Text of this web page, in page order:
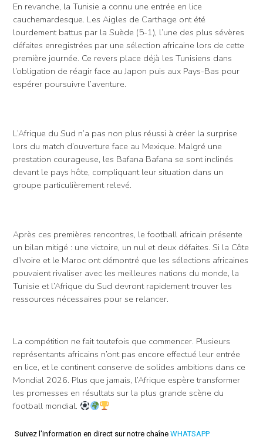
En revanche, la Tunisie a connu une entrée en lice
cauchemardesque. Les Aigles de Carthage ont été
lourdement battus par la Suède (5-1), l’une des plus sévères
défaites enregistrées par une sélection africaine lors de cette
première journée. Ce revers place déjà les Tunisiens dans
l’obligation de réagir face au Japon puis aux Pays-Bas pour
espérer poursuivre l’aventure.
L’Afrique du Sud n’a pas non plus réussi à créer la surprise
lors du match d’ouverture face au Mexique. Malgré une
prestation courageuse, les Bafana Bafana se sont inclinés
devant le pays hôte, compliquant leur situation dans un
groupe particulièrement relevé.
Après ces premières rencontres, le football africain présente
un bilan mitigé : une victoire, un nul et deux défaites. Si la Côte
d’Ivoire et le Maroc ont démontré que les sélections africaines
pouvaient rivaliser avec les meilleures nations du monde, la
Tunisie et l’Afrique du Sud devront rapidement trouver les
ressources nécessaires pour se relancer.
La compétition ne fait toutefois que commencer. Plusieurs
représentants africains n’ont pas encore effectué leur entrée
en lice, et le continent conserve de solides ambitions dans ce
Mondial 2026. Plus que jamais, l’Afrique espère transformer
les promesses en résultats sur la plus grande scène du
football mondial.
Suivez l'information en direct sur notre chaîne WHATSAPP